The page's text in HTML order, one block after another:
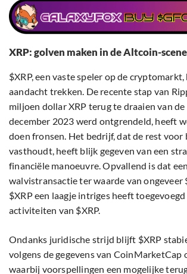
XRP: golven maken in de Altcoin-scene
$XRP, een vaste speler op de
aandacht trekken. De recente stap van
miljoen dollar XRP terug te draaien van
december 2023 werd ontgrendeld, heeft
doen fronsen. Het bedrijf, dat de rest voor
vasthoudt, heeft blijk gegeven van een
financiële manoeuvre. Opvallend is dat
walvistransactie ter waarde van ongeveer
$XRP een laagje intriges heeft
activiteiten van $XRP.
Ondanks juridische strijd blijft $XRP
volgens de gegevens van CoinMarketCap
waarbij voorspellingen een mogelijke